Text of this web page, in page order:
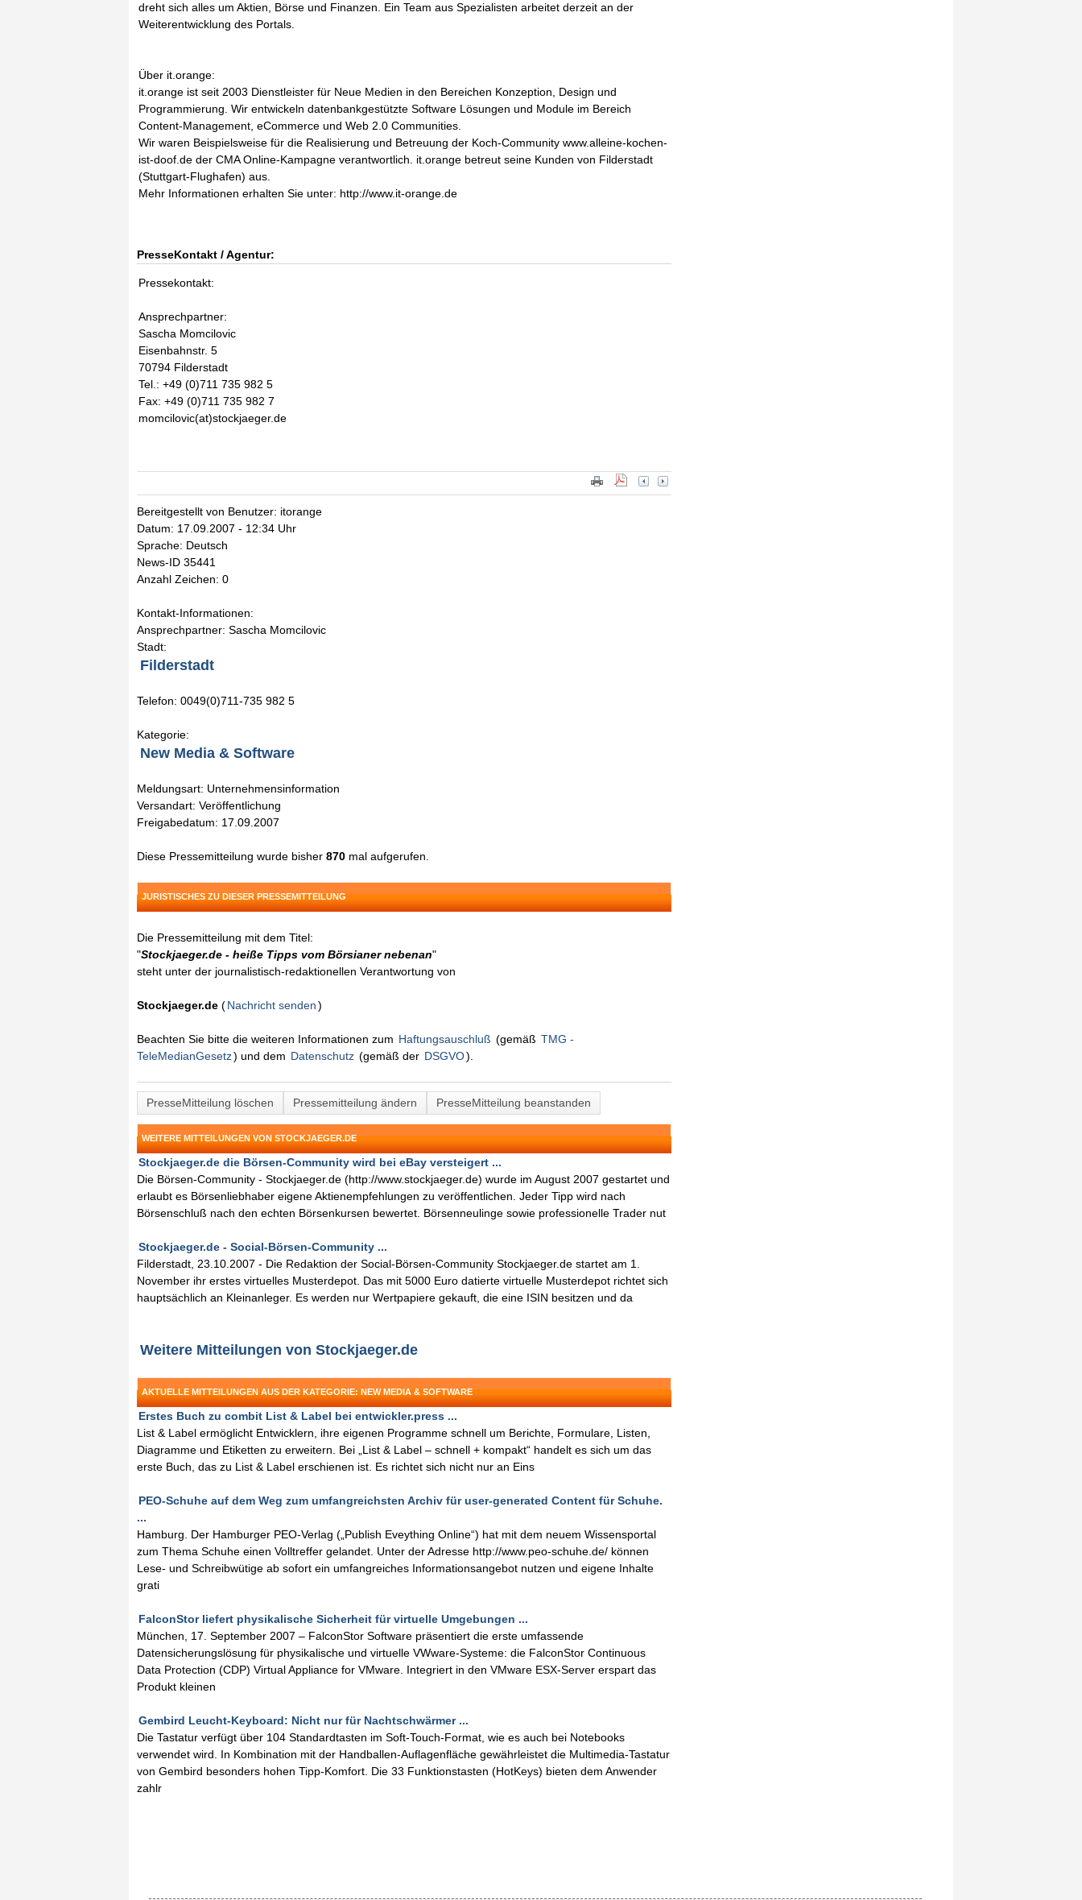
dreht sich alles um Aktien, Börse und Finanzen. Ein Team aus Spezialisten arbeitet derzeit an der
Weiterentwicklung des Portals.
Über it.orange:
it.orange ist seit 2003 Dienstleister für Neue Medien in den Bereichen Konzeption, Design und
Programmierung. Wir entwickeln datenbankgestützte Software Lösungen und Module im Bereich
Content-Management, eCommerce und Web 2.0 Communities.
Wir waren Beispielsweise für die Realisierung und Betreuung der Koch-Community www.alleine-kochen-
ist-doof.de der CMA Online-Kampagne verantwortlich. it.orange betreut seine Kunden von Filderstadt
(Stuttgart-Flughafen) aus.
Mehr Informationen erhalten Sie unter: http://www.it-orange.de
PresseKontakt / Agentur:
Pressekontakt:
Ansprechpartner:
Sascha Momcilovic
Eisenbahnstr. 5
70794 Filderstadt
Tel.: +49 (0)711 735 982 5
Fax: +49 (0)711 735 982 7
momcilovic(at)stockjaeger.de
Bereitgestellt von Benutzer: itorange
Datum: 17.09.2007 - 12:34 Uhr
Sprache: Deutsch
News-ID 35441
Anzahl Zeichen: 0
Kontakt-Informationen:
Ansprechpartner: Sascha Momcilovic
Stadt:
Filderstadt
Telefon: 0049(0)711-735 982 5
Kategorie:
New Media & Software
Meldungsart: Unternehmensinformation
Versandart: Veröffentlichung
Freigabedatum: 17.09.2007
Diese Pressemitteilung wurde bisher 870 mal aufgerufen.
JURISTISCHES ZU DIESER PRESSEMITTEILUNG
Die Pressemitteilung mit dem Titel:
"Stockjaeger.de - heiße Tipps vom Börsianer nebenan"
steht unter der journalistisch-redaktionellen Verantwortung von
Stockjaeger.de (Nachricht senden)
Beachten Sie bitte die weiteren Informationen zum Haftungsauschluß (gemäß TMG -
TeleMedianGesetz) und dem Datenschutz (gemäß der DSGVO).
PresseMitteilung löschen Pressemitteilung ändern PresseMitteilung beanstanden
WEITERE MITTEILUNGEN VON STOCKJAEGER.DE
Stockjaeger.de die Börsen-Community wird bei eBay versteigert ...
Die Börsen-Community - Stockjaeger.de (http://www.stockjaeger.de) wurde im August 2007 gestartet und
erlaubt es Börsenliebhaber eigene Aktienempfehlungen zu veröffentlichen. Jeder Tipp wird nach
Börsenschluß nach den echten Börsenkursen bewertet. Börsenneulinge sowie professionelle Trader nut
Stockjaeger.de - Social-Börsen-Community ...
Filderstadt, 23.10.2007 - Die Redaktion der Social-Börsen-Community Stockjaeger.de startet am 1.
November ihr erstes virtuelles Musterdepot. Das mit 5000 Euro datierte virtuelle Musterdepot richtet sich
hauptsächlich an Kleinanleger. Es werden nur Wertpapiere gekauft, die eine ISIN besitzen und da
Weitere Mitteilungen von Stockjaeger.de
AKTUELLE MITTEILUNGEN AUS DER KATEGORIE: NEW MEDIA & SOFTWARE
Erstes Buch zu combit List & Label bei entwickler.press ...
List & Label ermöglicht Entwicklern, ihre eigenen Programme schnell um Berichte, Formulare, Listen,
Diagramme und Etiketten zu erweitern. Bei „List & Label – schnell + kompakt“ handelt es sich um das
erste Buch, das zu List & Label erschienen ist. Es richtet sich nicht nur an Eins
PEO-Schuhe auf dem Weg zum umfangreichsten Archiv für user-generated Content für Schuhe.
...
Hamburg. Der Hamburger PEO-Verlag („Publish Eveything Online“) hat mit dem neuem Wissensportal
zum Thema Schuhe einen Volltreffer gelandet. Unter der Adresse http://www.peo-schuhe.de/ können
Lese- und Schreibwütige ab sofort ein umfangreiches Informationsangebot nutzen und eigene Inhalte
grati
FalconStor liefert physikalische Sicherheit für virtuelle Umgebungen ...
München, 17. September 2007 – FalconStor Software präsentiert die erste umfassende
Datensicherungslösung für physikalische und virtuelle VWware-Systeme: die FalconStor Continuous
Data Protection (CDP) Virtual Appliance for VMware. Integriert in den VMware ESX-Server erspart das
Produkt kleinen
Gembird Leucht-Keyboard: Nicht nur für Nachtschwärmer ...
Die Tastatur verfügt über 104 Standardtasten im Soft-Touch-Format, wie es auch bei Notebooks
verwendet wird. In Kombination mit der Handballen-Auflagenfläche gewährleistet die Multimedia-Tastatur
von Gembird besonders hohen Tipp-Komfort. Die 33 Funktionstasten (HotKeys) bieten dem Anwender
zahlr